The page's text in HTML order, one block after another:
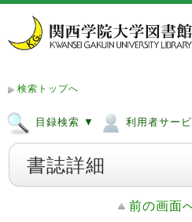
検索トップへ
目録検索 ▼ 利用者サー
書誌詳細
前の画面